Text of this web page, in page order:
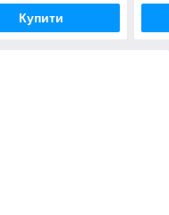
Купити